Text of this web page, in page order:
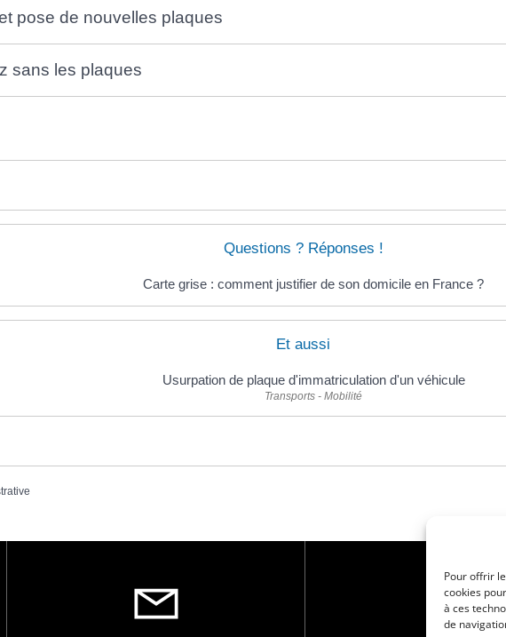
Pour offrir
cookies
à ces
de
pose de nouvelles plaques
sans les plaques
Questions ? Réponses !
Carte grise : comment justifier de son domicile en France ?
Et aussi
Usurpation de plaque d'immatriculation d'un véhicule
Transports - Mobilité